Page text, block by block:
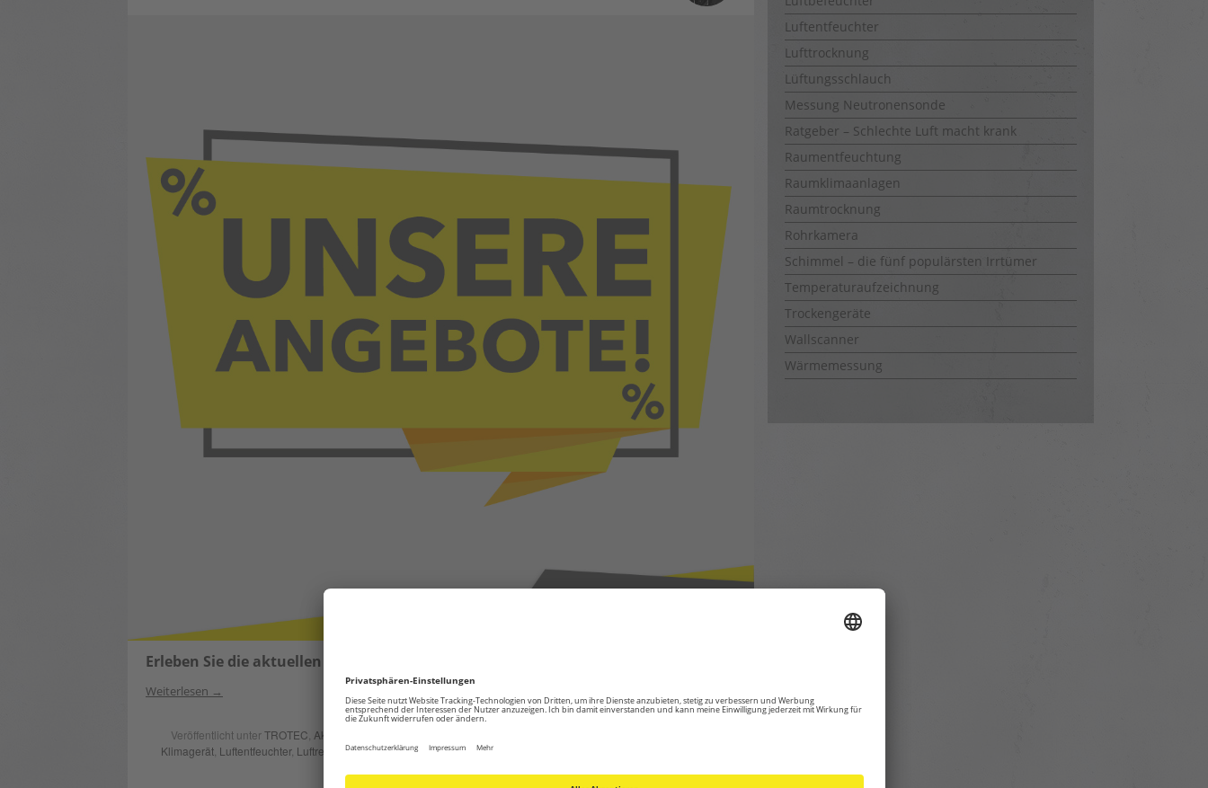
Erleben Sie die aktuellen Angebote im TROTEC STORE und OUTLET!
Weiterlesen
Veröffentlicht unterTROTEC Aktuell
Klimagerät, Luftentfeuchter, Luftreiniger,PowerTools, Pumpen, Saison
Luftentfeuchter
Lufttrocknung
Lüftungsschlauch
Messung Neutronensonde
Ratgeber – Schlechte Luft macht krank
Raumentfeuchtung
Raumklimaanlagen
Raumtrocknung
Rohrkamera
Schimmel – die fünf populärsten Irrtümer
Temperaturaufzeichnung
Trockengeräte
Wallscanner
Wärmemessung